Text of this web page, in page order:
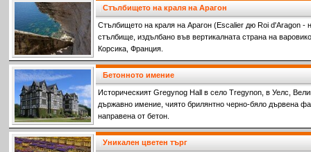
градини. Кой ги е прокопал и с каква цел – това все още е
е изкуството, с което са украсени стените и тавана на
Стълбището на краля на Арагон
Стълбището на краля на Арагон (Escalier дю Roi d'Aragon -
стълбище, издълбано във вертикалната страна на
Корсика, Франция.
Бетонното имение
Историческият Gregynog Hall в село Tregynon, в Уелс,
държавно имение, чиято брилянтно черно-бяло дървена
направена от бетон.
Уникален цветен търг